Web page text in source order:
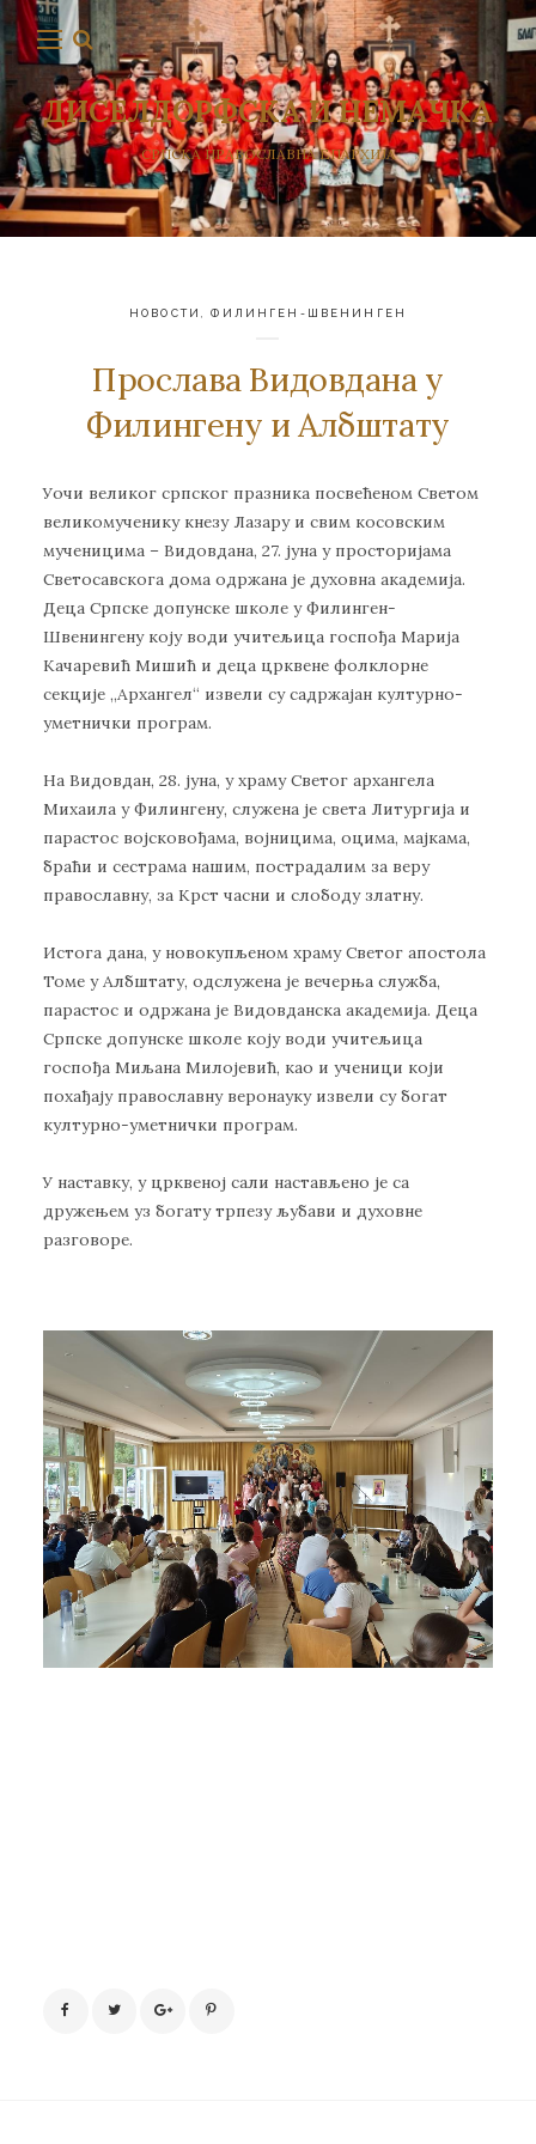
ДИСЕЛДОРФСКА И НЕМАЧКА
СРПСКА ПРАВОСЛАВНА ЕПАРХИЈА
НОВОСТИ ,ФИЛИНГЕН-ШВЕНИНГЕН
Прослава Видовдана у
Филингену и Албштату
Уочи великог српског празника посвећеном Светом
великомученику кнезу Лазару и свим косовским
мученицима – Видовдана, 27. јуна у просторијама
Светосавскога дома одржана је духовна академија.
Деца Српске допунске школе у Филинген-
Швенингену коју води учитељица госпођа Марија
Качаревић Мишић и деца црквене фолклорне
секције „Архангел“ извели су садржајан културно-
уметнички програм.
На Видовдан, 28. јуна, у храму Светог архангела
Михаила у Филингену, служена је света Литургија и
парастос војсковођама, војницима, оцима, мајкама,
браћи и сестрама нашим, пострадалим за веру
православну, за Крст часни и слободу златну.
Истога дана, у новокупљеном храму Светог апостола
Томе у Албштату, одслужена је вечерња служба,
парастос и одржана је Видовданска академија. Деца
Српске допунске школе коју води учитељица
госпођа Миљана Милојевић, као и ученици који
похађају православну веронауку извели су богат
културно-уметнички програм.
У наставку, у црквеној сали настављено је са
дружењем уз богату трпезу љубави и духовне
разговоре.